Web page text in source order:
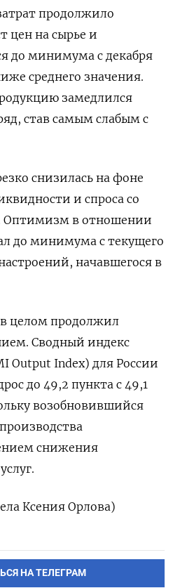
продолжило
​цен на сырье ​и
до минимума с декабря
​среднего значения.
замедлился
став самым слабым с
снизилась на фоне
и спроса со
Оптимизм в отношении
до минимума с текущего
​начавшегося в
целом продолжил
Сводный индекс
Output Index) для России
до 49,2 пункта с 49,1
​возобновившийся
снижения
Ксения Орлова)
НА ТЕЛЕГРАМ